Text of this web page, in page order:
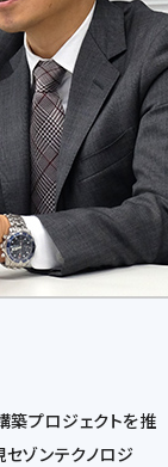
築プロジェクトを推
セゾンテクノロジ